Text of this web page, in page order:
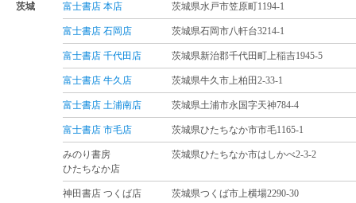
茨城 富士書店 本店 茨城県水戸市笠原町1194-1
富士書店 石岡店 茨城県石岡市八軒台3214-1
富士書店 千代田店 茨城県新治郡千代田町上稲吉1945-5
富士書店 牛久店 茨城県牛久市上柏田2-33-1
富士書店 土浦南店 茨城県土浦市永国字天神784-4
富士書店 市毛店 茨城県ひたちなか市市毛1165-1
みのり書房
ひたちなか店
茨城県ひたちなか市はしかべ2-3-2
神田書店 つくば店 茨城県つくば市上横場2290-30